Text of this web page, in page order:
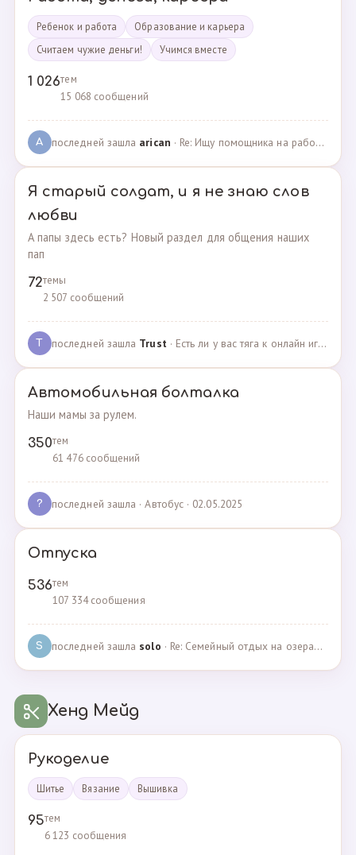
Ребенок и работа
Образование и карьера
Считаем чужие деньги!
Учимся вместе
1 026тем
15 068 сообщений
A последней зашла arican · Re: Ищу помощника на работе · 14.01.2025
Я старый солдат, и я не знаю слов
любви
А папы здесь есть? Новый раздел для общения наших
пап
72темы
2 507 сообщений
T последней зашла Trust · Есть ли у вас тяга к онлайн играм? · 02.05.2025
Автомобильная болталка
Наши мамы за рулем.
350тем
61 476 сообщений
? последней зашла · Автобус · 02.05.2025
Отпуска
536тем
107 334 сообщения
S последней зашла solo · Re: Семейный отдых на озерах Челябинской области. П… · 04.05.2025
Хенд Мейд
Рукоделие
Шитье Вязание Вышивка
95тем
6 123 сообщения